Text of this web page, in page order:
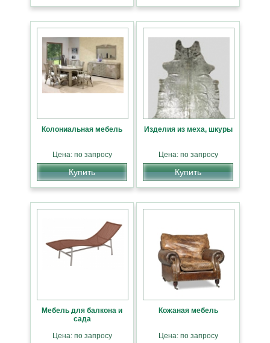
Колониальная мебель
Цена: по запросу
Купить
Изделия из меха, шкуры
Цена: по запросу
Купить
Мебель для балкона и
сада
Цена: по запросу
Кожаная мебель
Цена: по запросу